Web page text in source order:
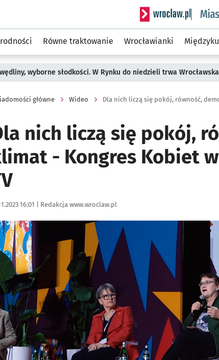
Serwis informacyjny
Równe traktowanie Wrocławianki
wyborne słodkości. W Rynku do niedzieli trwa Wrocławska
główne Wideo
nich liczą się pokój,
- Kongres Kobiet
publikacji:
16:01 | Autor:
Redakcja www.wroclaw.pl
aby powiększyć